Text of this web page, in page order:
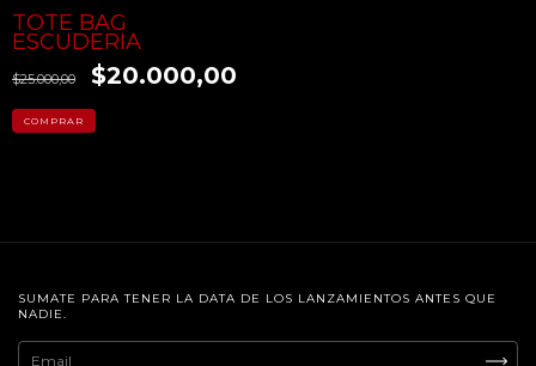
TOTE BAG
ESCUDERIA
$25.000,00 $20.000,00
SUMATE PARA TENER LA DATA DE LOS LANZAMIENTOS ANTES QUE
NADIE.